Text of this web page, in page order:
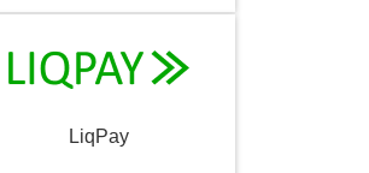
LiqPay